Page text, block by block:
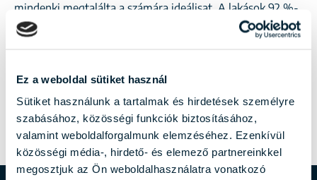
Ez a weboldal sütiket használ
Sütiket használunk a tartalmak és hirdetések személyre
szabásához, közösségi funkciók biztosításához,
valamint weboldalforgalmunk elemzéséhez. Ezenkívül
közösségi média-, hirdető- és elemező partnereinkkel
megosztjuk az Ön weboldalhasználatra vonatkozó
mindenki megtalálta a számára ideálisat. A lakások 92 %-
a terasszal rendelkezik, néhány pedig kertkapcsolatos.
ÁTADVA
LAKÁSOK SZÁMA 269